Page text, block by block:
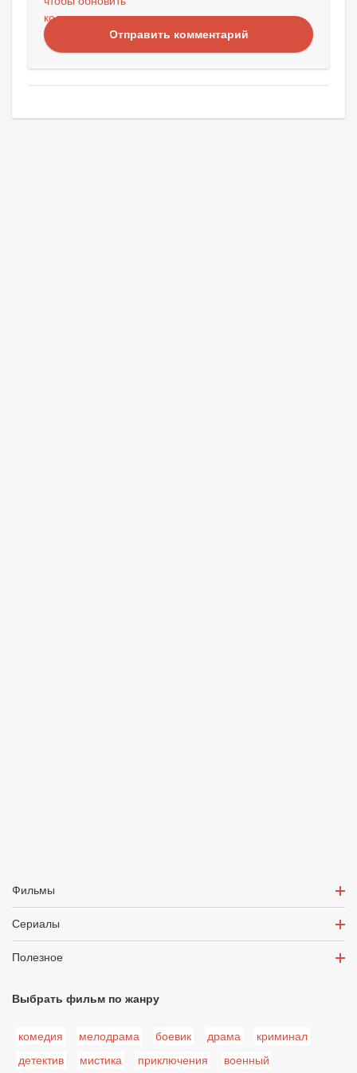
Отправить комментарий
Фильмы
Сериалы
Полезное
Выбрать фильм по жанру
комедия мелодрама боевик драма
криминал
детектив
мистика приключения военный